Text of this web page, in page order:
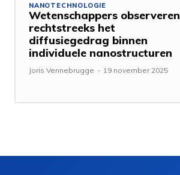
NANOTECHNOLOGIE
Wetenschappers observeren
rechtstreeks het
diffusiegedrag binnen
individuele nanostructuren
Joris Vennebrugge - 19 november 2025